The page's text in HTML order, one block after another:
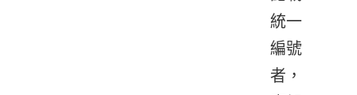
統一
編號
者，